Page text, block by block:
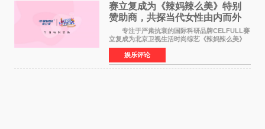
赛立复成为《辣妈辣么美》特别
赞助商，共探当代女性由内而外
活力美
专注于严肃抗衰的国际科研品牌CELFULL赛
立复成为北京卫视生活时尚综艺《辣妈辣么美》
的特别赞助商,明星辣妈袁咏仪倾情参与，向广大
都市女性传递健康生活新主张，寄语当代女性在
家庭与自我之间
娱乐评论